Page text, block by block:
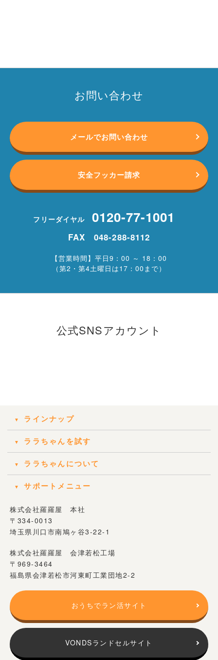
お問い合わせ
メールでお問い合わせ
安全フッカー請求
フリーダイヤル 0120-77-1001
FAX 048-288-8112
【営業時間】平日9：00 ～ 18：00
（第2・第4土曜日は17：00まで）
公式SNSアカウント
ラインナップ
ララちゃんを試す
ララちゃんについて
サポートメニュー
株式会社羅羅屋 本社
〒334-0013
埼玉県川口市南鳩ヶ谷3-22-1
株式会社羅羅屋 会津若松工場
〒969-3464
福島県会津若松市河東町工業団地2-2
おうちでラン活サイト
VONDSランドセルサイト